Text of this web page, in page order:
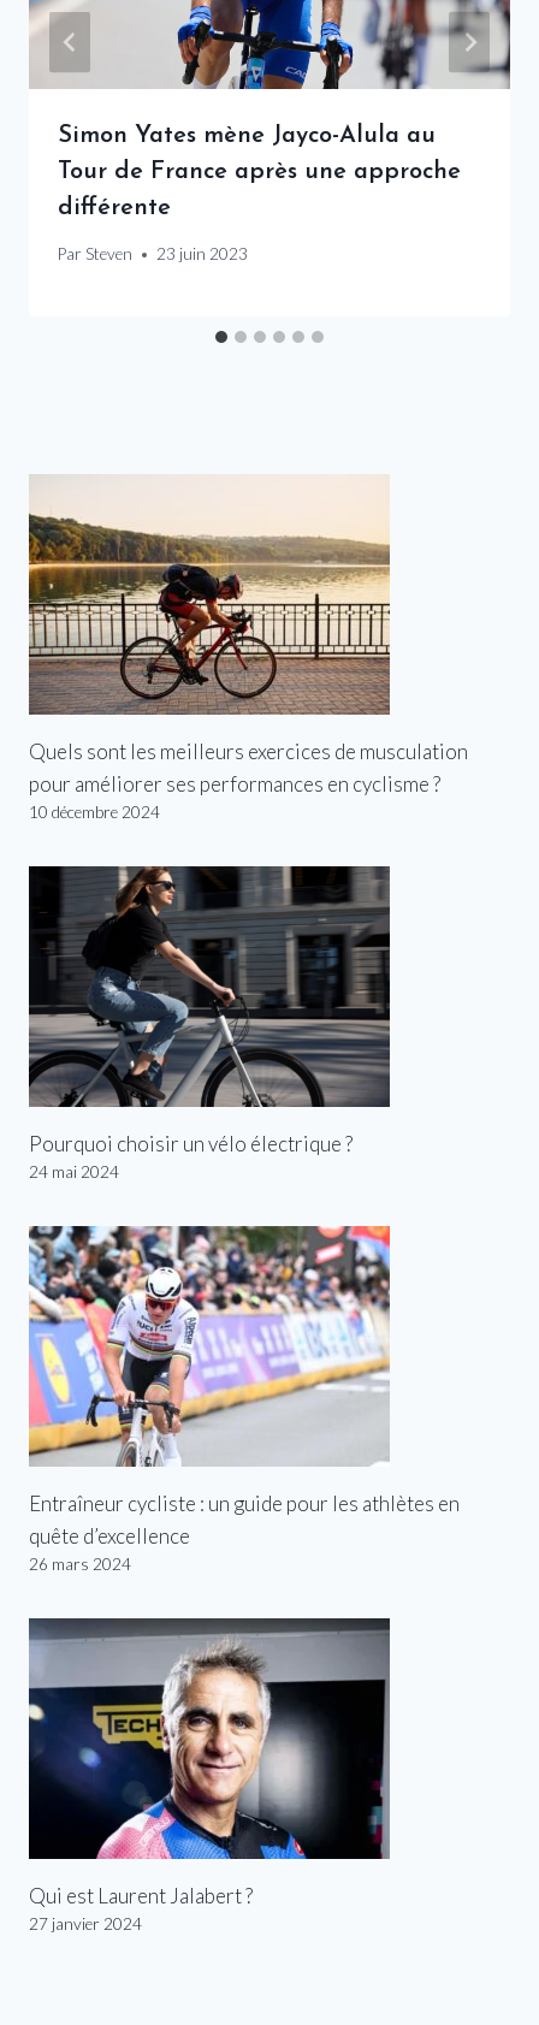
Simon Yates mène Jayco-Alula au
Tour de France après une approche
différente
Par Steven 23 juin 2023
Quels sont les meilleurs exercices de musculation
pour améliorer ses performances en cyclisme ?
10 décembre 2024
Pourquoi choisir un vélo électrique ?
24 mai 2024
Entraîneur cycliste : un guide pour les athlètes en
quête d’excellence
26 mars 2024
Qui est Laurent Jalabert ?
27 janvier 2024